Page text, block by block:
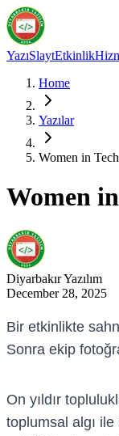
YazıSlaytEtkinlik
Home
Yazılar
Women in
Women
DiyarbakırYazılım
December 28, 2025
Bir etkinlikte
Sonra ekip
On yıldır
toplumsal algı